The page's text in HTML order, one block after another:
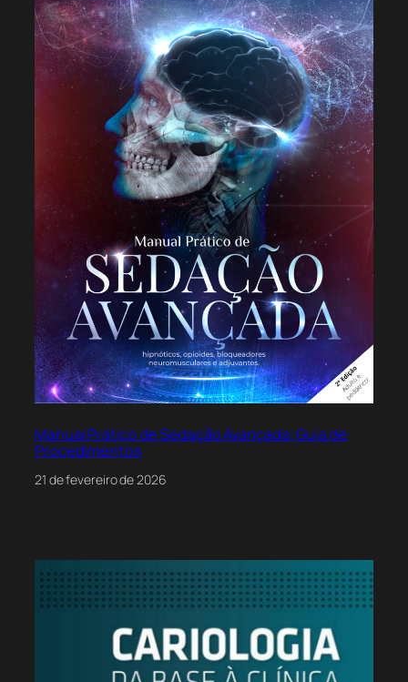
Manual Prático de Sedação Avançada: Guia de
Procedimentos
21 de fevereiro de 2026